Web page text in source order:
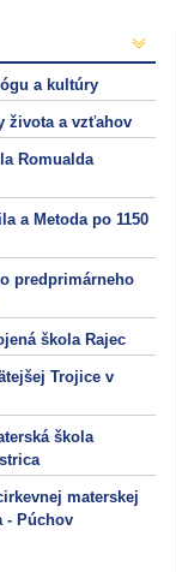
a kultúry
života a vzťahov
Romualda
a Metoda po 1150
predprimárneho
škola Rajec
Trojice v
škola
materskej
- Púchov